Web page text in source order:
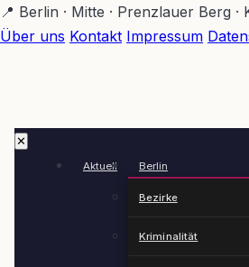
Zum
Hauptinhalt
📍 Berlin · Mitte · Prenzlauer Berg
Über uns Kontakt Impressum
✕
Aktuell Berlin
Bezirke
Kriminalität